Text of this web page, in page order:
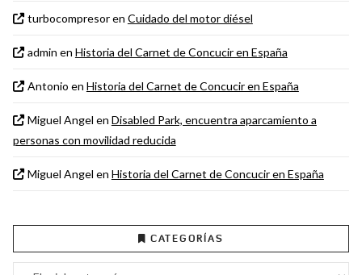
turbocompresoren Cuidado del motor diésel
admin en Historia del Carnet de Concucir en España
Antonio en Historia del Carnet de Concucir en España
Miguel Angel en Disabled Park, encuentra aparcamiento a
personas con movilidad reducida
Miguel Angel en Historia del Carnet de Concucir en España
CATEGORÍAS
Categorías